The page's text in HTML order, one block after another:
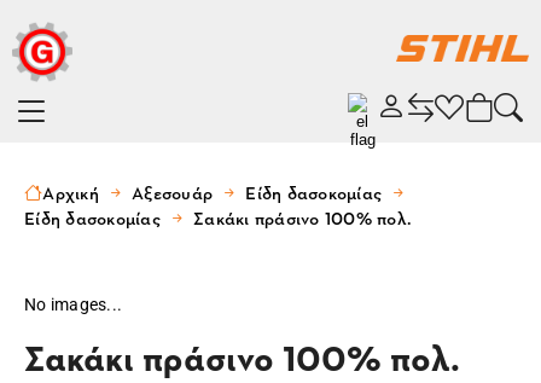
Αρχική Αξεσουάρ
Είδη δασοκομίας
Είδη δασοκομίας
Σακάκι πράσινο 100% πολ.
No images...
Σακάκι πράσινο 100% πολ.